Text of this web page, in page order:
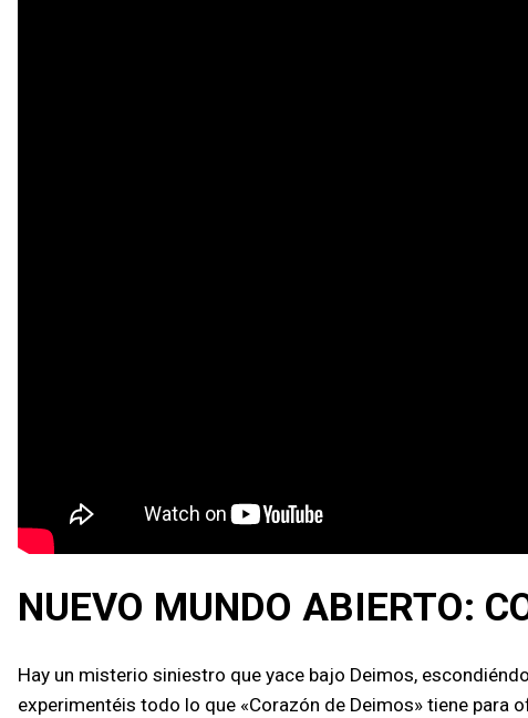
NUEVO MUNDO ABIERTO:
Hay un misterio siniestro que yace bajo Deimos,
experimentéis todo lo que «Corazón de Deimos» tiene para